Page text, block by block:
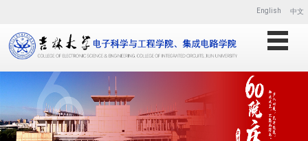
English 中文